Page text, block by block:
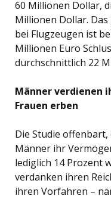
60 Millionen Dollar,
Millionen Dollar.
bei Flugzeugen ist
Millionen Euro
durchschnittlich 22
Männer verdienen
Frauen erben
Die Studie offenbart,
Männer ihr
lediglich 14 Prozent
verdanken ihren
ihren Vorfahren –